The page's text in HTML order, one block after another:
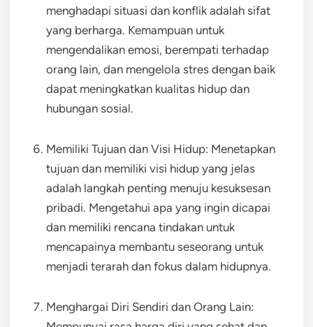
menghadapi situasi dan konflik adalah sifat
yang berharga. Kemampuan untuk
mengendalikan emosi, berempati terhadap
orang lain, dan mengelola stres dengan baik
dapat meningkatkan kualitas hidup dan
hubungan sosial.
Memiliki Tujuan dan Visi Hidup: Menetapkan
tujuan dan memiliki visi hidup yang jelas
adalah langkah penting menuju kesuksesan
pribadi. Mengetahui apa yang ingin dicapai
dan memiliki rencana tindakan untuk
mencapainya membantu seseorang untuk
menjadi terarah dan fokus dalam hidupnya.
Menghargai Diri Sendiri dan Orang Lain: